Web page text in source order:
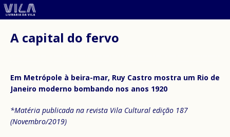
A capital do fervo
Em Metrópole à beira-mar, Ruy Castro mostra um Rio de
Janeiro moderno bombando nos anos 1920
*Matéria publicada na revista Vila Cultural edição 187
(Novembro/2019)